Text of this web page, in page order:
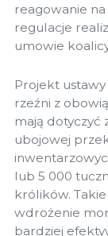
reagowanie
regulacje
umowie
Projekt
rzeźni z
mają dotyczyć
ubojowej
lub 5 000
królików.
wdrożenie
bardziej